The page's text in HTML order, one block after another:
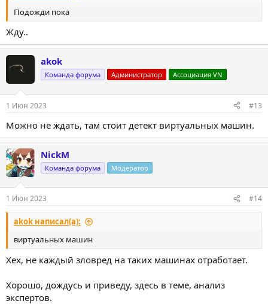
Подожди пока
Жду..
akok
Команда форума Администратор Ассоциация VN
1 Июн 2023 #13
Можно не ждать, там стоит детект виртуальных машин.
NickM
Команда форума Модератор
1 Июн 2023 #14
akok написал(а):
виртуальных машин
Хех, не каждый зловред на таких машинах отработает.
Хорошо, дождусь и приведу, здесь в теме, анализ
экспертов.